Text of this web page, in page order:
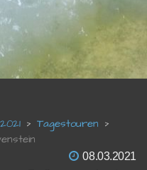
2021
Tagestouren
08.03.2021